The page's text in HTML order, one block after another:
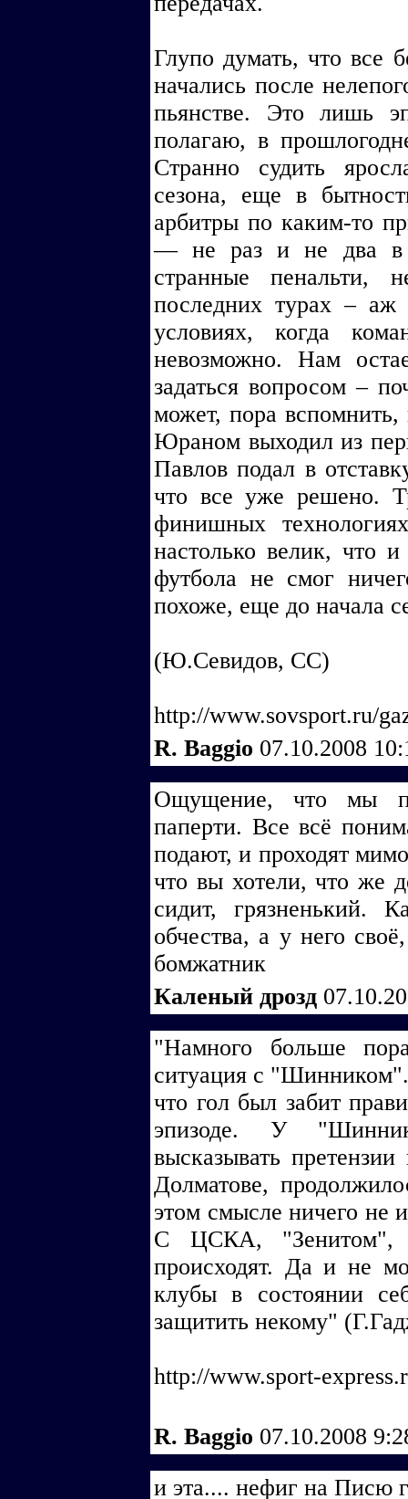
Глупо думать, что все
начались после
пьянстве. Это лишь
полагаю, в
Странно судить
сезона, еще в
арбитры по каким-то
— не раз и не два в
странные пенальти,
последних турах –
условиях, когда
невозможно. Нам
задаться вопросом –
может, пора
Юраном выходил из
Павлов подал в
что все уже решено.
финишных
настолько велик, что
футбола не смог
похоже, еще до начала
(Ю.Севидов, СС)
http://www.sovsport.ru/
R. Baggio 07.10.2008
Ощущение, что мы
паперти. Все всё
подают, и проходят
что вы хотели, что же
сидит, грязненький.
обчества, а у него
бомжатник
Каленый дрозд
"Намного больше
ситуация с
что гол был забит
эпизоде. У
высказывать
Долматове,
этом смысле ничего не
С ЦСКА, "Зенитом",
происходят. Да и не
клубы в состоянии
защитить некому"
http://www.sport-
R. Baggio 07.10.2008
и эта.... нефиг на Писю